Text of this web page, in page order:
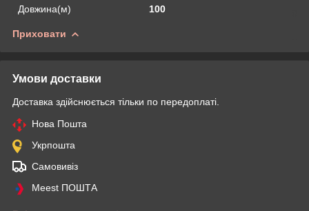
Довжина(м)
100
Приховати
Умови доставки
Доставка здійснюється тільки по передоплаті.
Нова Пошта
Укрпошта
Самовивіз
Meest ПОШТА